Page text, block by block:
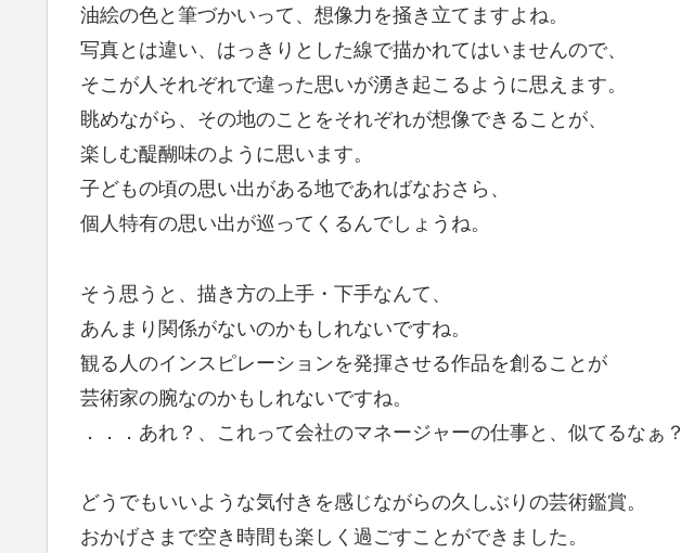
油絵の色と筆づかいって、想像力を掻き立てますよね。
写真とは違い、はっきりとした線で描かれてはいませんので、
そこが人それぞれで違った思いが湧き起こるように思えます。
眺めながら、その地のことをそれぞれが想像できることが、
楽しむ醍醐味のように思います。
子どもの頃の思い出がある地であればなおさら、
個人特有の思い出が巡ってくるんでしょうね。
そう思うと、描き方の上手・下手なんて、
あんまり関係がないのかもしれないですね。
観る人のインスピレーションを発揮させる作品を創ることが
芸術家の腕なのかもしれないですね。
．．．あれ？、これって会社のマネージャーの仕事と、似てるなぁ？
どうでもいいような気付きを感じながらの久しぶりの芸術鑑賞。
おかげさまで空き時間も楽しく過ごすことができました。